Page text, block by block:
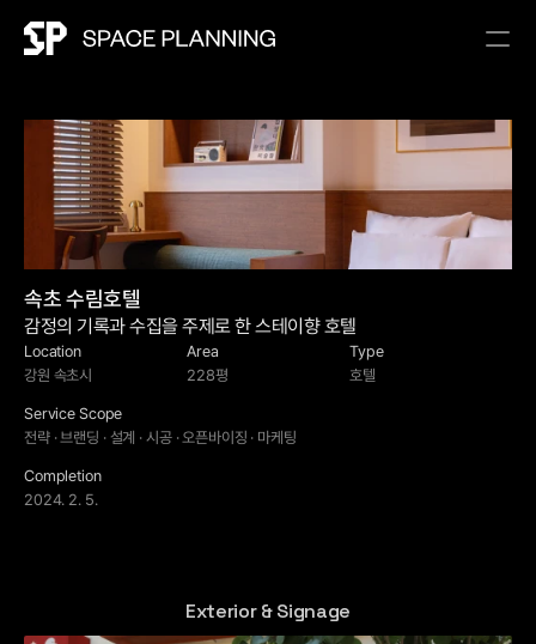
속초 수림호텔
감정의 기록과 수집을 주제로 한 스테이향 호텔
Location
강원 속초시
Area
228평
Type
호텔
Service Scope
전략 · 브랜딩 · 설계 · 시공 · 오픈바이징 · 마케팅
Completion
2024. 2. 5.
Exterior & Signage